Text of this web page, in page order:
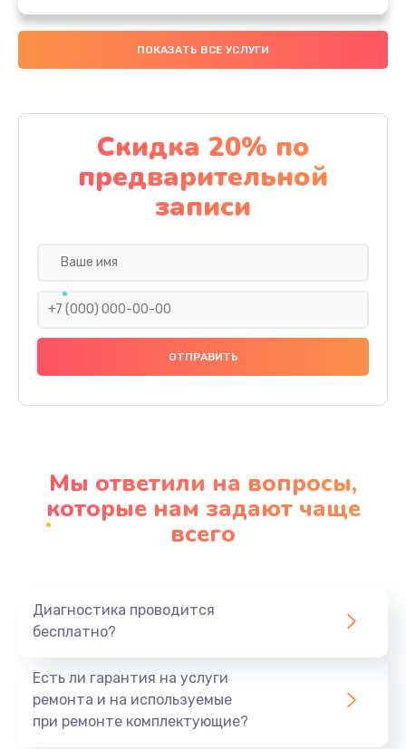
Замена аккумулятора
4000 руб.
Замена материнской платы
1100 руб.
Заказать
Замена праймера
1000 руб.
Заказать
Профилактическая чистка
Заказать
ПОКАЗАТЬ ВСЕ УСЛУГИ
Скидка 20% по
предварительной
записи
Мы ответили на вопросы,
которые нам задают чаще
всего
Диагностика проводится
бесплатно?
Есть ли гарантия на услуги
ремонта и на используемые
при ремонте комплектующие?